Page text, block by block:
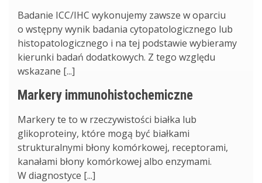
Badanie ICC/IHC wykonujemy zawsze w oparciu
o wstępny wynik badania cytopatologicznego lub
histopatologicznego i na tej podstawie wybieramy
kierunki badań dodatkowych. Z tego względu
wskazane [...]
Markery immunohistochemiczne
Markery te to w rzeczywistości białka lub
glikoproteiny, które mogą być białkami
strukturalnymi błony komórkowej, receptorami,
kanałami błony komórkowej albo enzymami.
W diagnostyce [...]